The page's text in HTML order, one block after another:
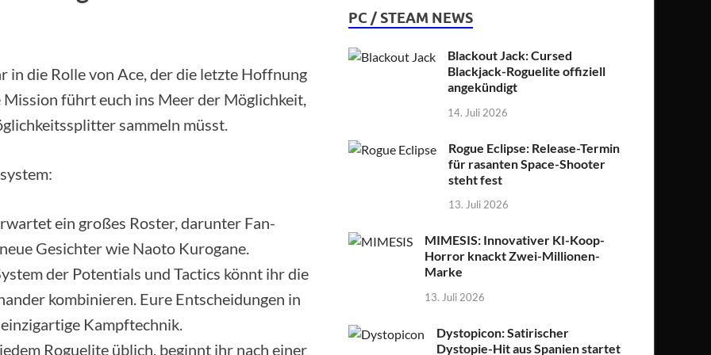
die Rolle von Ace, der die letzte Hoffnung
führt euch ins Meer der Möglichkeit,
sammeln müsst.
ein großes Roster, darunter Fan-
Gesichter wie Naoto Kurogane.
der Potentials und Tactics könnt ihr die
kombinieren. Eure Entscheidungen in
Kampftechnik.
Roguelite üblich, beginnt ihr nach einer
PC / STEAM NEWS
Blackout Jack: Cursed
Blackjack-Roguelite offiziell
angekündigt
14. Juli 2026
Rogue Eclipse: Release-Termin
für rasanten Space-Shooter
steht fest
13. Juli 2026
MIMESIS: Innovativer KI-Koop-
Horror knackt Zwei-Millionen-
Marke
13. Juli 2026
Dystopicon: Satirischer
Dystopie-Hit aus Spanien startet